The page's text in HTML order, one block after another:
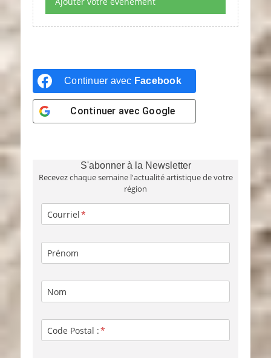
Continuer avec Facebook
Continuer avec Google
S'abonner à la Newsletter
Recevez chaque semaine l'actualité artistique de votre
région
Courriel
Prénom
Nom
Code Postal :